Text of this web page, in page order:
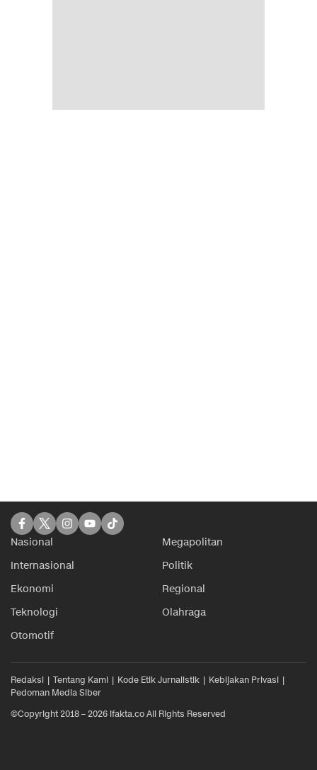
Nasional
Megapolitan
Internasional
Politik
Ekonomi
Regional
Teknologi
Olahraga
Otomotif
Redaksi Tentang Kami Kode Etik Jurnalistik
Kebijakan Privasi
Pedoman Media Siber
©Copyright 2018 – 2026 ifakta.co All Rights Reserved